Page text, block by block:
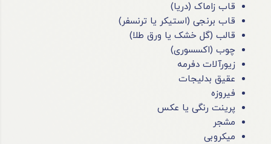
قاب زاماک (دریا)
قاب برنجی (استیکر یا ترنسفر)
قالب (گل خشک یا ورق طلا)
چوب (اکسسوری)
زیورآلات دفرمه
عقیق بدلیجات
فیروزه
پرینت رنگی یا عکس
مشجر
میکروبی